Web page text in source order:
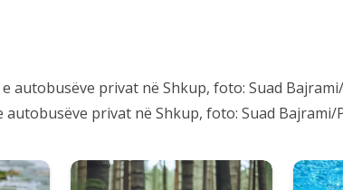
autobusëve privat në Shkup, foto: Suad Bajrami/